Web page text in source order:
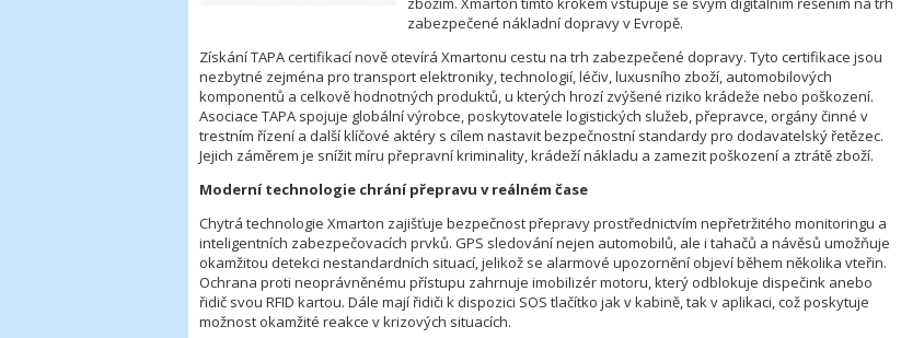
zabezpečené nákladní dopravy v Evropě.
Získání TAPA certifikací nově otevírá Xmartonu cestu na trh zabezpečené dopravy. Tyto certifikace jsou
nezbytné zejména pro transport elektroniky, technologií, léčiv, luxusního zboží, automobilových
komponentů a celkově hodnotných produktů, u kterých hrozí zvýšené riziko krádeže nebo poškození.
Asociace TAPA spojuje globální výrobce, poskytovatele logistických služeb, přepravce, orgány činné v
trestním řízení a další klíčové aktéry s cílem nastavit bezpečnostní standardy pro dodavatelský řetězec.
Jejich záměrem je snížit míru přepravní kriminality, krádeží nákladu a zamezit poškození a ztrátě zboží.
Moderní technologie chrání přepravu v reálném čase
Chytrá technologie Xmarton zajišťuje bezpečnost přepravy prostřednictvím nepřetržitého monitoringu a
inteligentních zabezpečovacích prvků. GPS sledování nejen automobilů, ale i tahačů a návěsů umožňuje
okamžitou detekci nestandardních situací, jelikož se alarmové upozornění objeví během několika vteřin.
Ochrana proti neoprávněnému přístupu zahrnuje imobilizér motoru, který odblokuje dispečink anebo
řidič svou RFID kartou. Dále mají řidiči k dispozici SOS tlačítko jak v kabině, tak v aplikaci, což poskytuje
možnost okamžité reakce v krizových situacích.